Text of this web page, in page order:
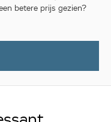
betere prijs gezien?